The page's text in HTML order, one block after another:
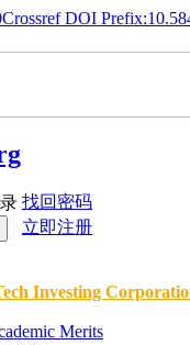
Crossref DOI
找回密码
立即注册
Investing
Merits